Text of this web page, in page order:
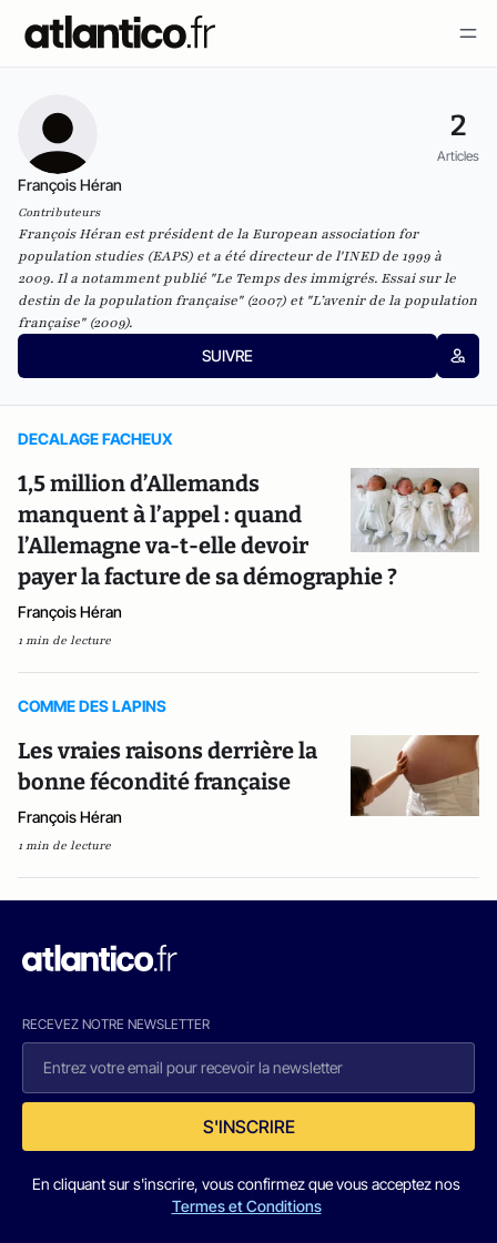
2
Articles
François Héran
Contributeurs
François Héran est président de la European association for
population studies (EAPS) et a été directeur de l'INED de 1999 à
2009.Il a notamment publié "Le Temps des immigrés. Essai sur le
destin de la population française" (2007) et"L’avenir de la population
française" (2009).
SUIVRE
DECALAGE FACHEUX
1,5 million d’Allemands
manquent à l’appel : quand
l’Allemagne va-t-elle devoir
payer la facture de sa démographie ?
François Héran
1 min de lecture
COMME DES LAPINS
Les vraies raisons derrière la
bonne fécondité française
François Héran
1 min de lecture
RECEVEZ NOTRE NEWSLETTER
S'INSCRIRE
En cliquant sur s'inscrire, vous confirmez que vous acceptez nos
Termes et Conditions